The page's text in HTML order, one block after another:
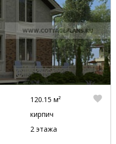
120.15 м²
кирпич
2 этажа